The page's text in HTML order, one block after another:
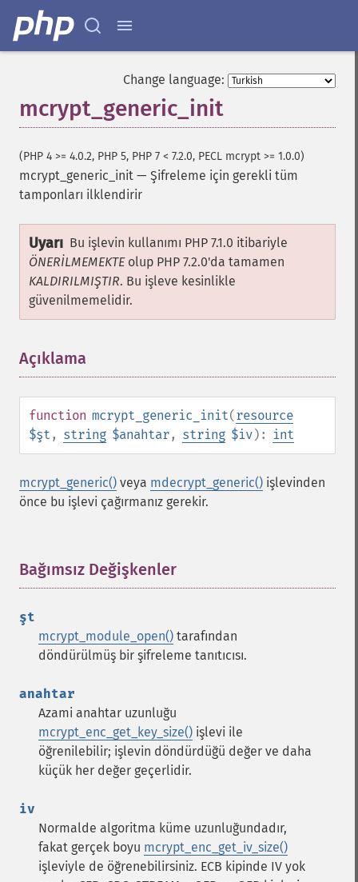
Change language:
mcrypt_generic_init
(PHP 4 >= 4.0.2, PHP 5, PHP 7 < 7.2.0, PECL mcrypt >= 1.0.0)
mcrypt_generic_init — Şifreleme için gerekli tüm
tamponları ilklendirir
Uyarı Bu işlevin kullanımı PHP 7.1.0 itibariyle
ÖNERİLMEMEKTEolup PHP 7.2.0'da tamamen
KALDIRILMIŞTIR. Bu işleve kesinlikle
güvenilmemelidir.
Açıklama
function mcrypt_generic_init(resource
$şt , string $anahtar, string $iv): int
mcrypt_generic() veya mdecrypt_generic() işlevinden
önce bu işlevi çağırmanız gerekir.
Bağımsız Değişkenler
şt
mcrypt_module_open() tarafından
döndürülmüş bir şifreleme tanıtıcısı.
anahtar
Azami anahtar uzunluğu
mcrypt_enc_get_key_size() işlevi ile
öğrenilebilir; işlevin döndürdüğü değer ve daha
küçük her değer geçerlidir.
iv
Normalde algoritma küme uzunluğundadır,
fakat gerçek boyu mcrypt_enc_get_iv_size()
işleviyle de öğrenebilirsiniz. ECB kipinde IV yok